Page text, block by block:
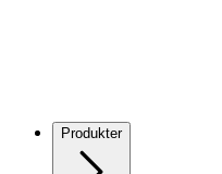
Produkter